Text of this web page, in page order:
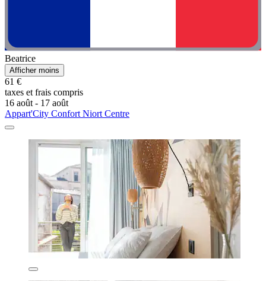
Beatrice
Afficher moins
61 €
taxes et frais compris
16 août - 17 août
Appart'City Confort Niort Centre